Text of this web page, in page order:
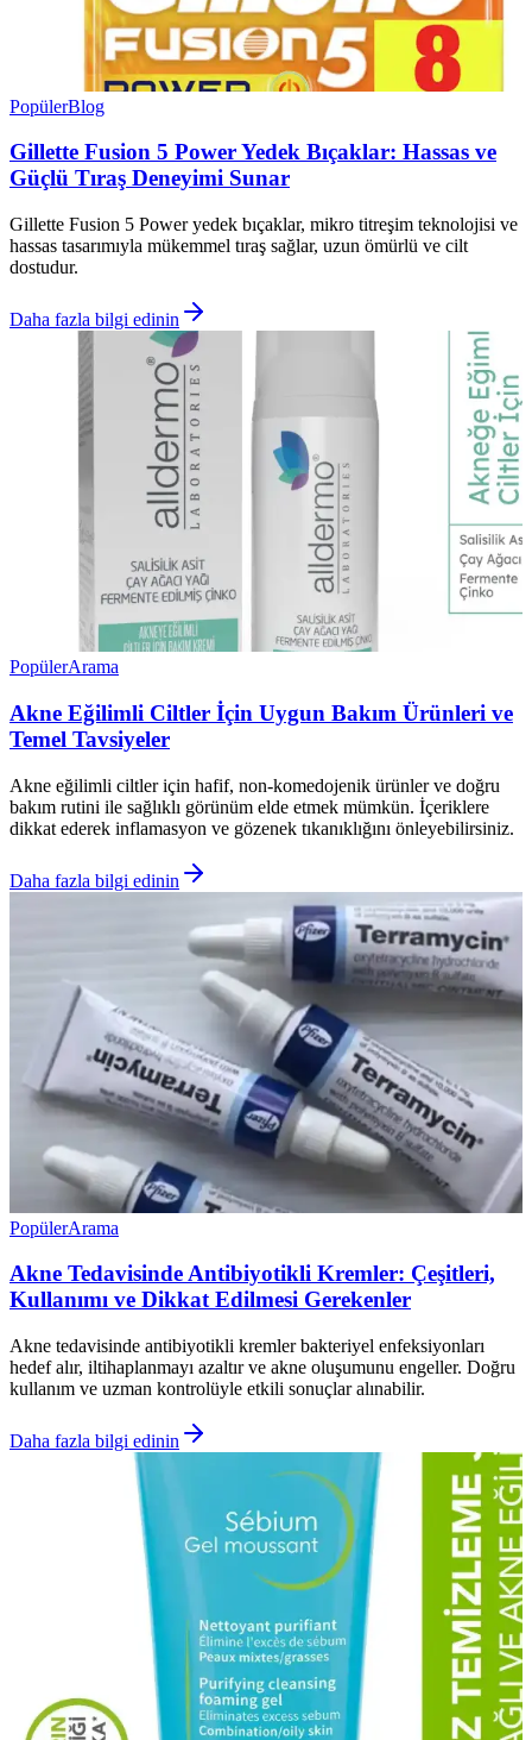
PopülerBlog
Gillette Fusion 5 Power Yedek Bıçaklar: Hassas ve
Güçlü Tıraş Deneyimi Sunar
Gillette Fusion 5 Power yedek bıçaklar, mikro titreşim teknolojisi ve
hassas tasarımıyla mükemmel tıraş sağlar, uzun ömürlü ve cilt
dostudur.
Daha fazla bilgi edinin
PopülerArama
Akne Eğilimli Ciltler İçin Uygun Bakım Ürünleri ve
Temel Tavsiyeler
Akne eğilimli ciltler için hafif, non-komedojenik ürünler ve doğru
bakım rutini ile sağlıklı görünüm elde etmek mümkün. İçeriklere
dikkat ederek inflamasyon ve gözenek tıkanıklığını önleyebilirsiniz.
Daha fazla bilgi edinin
PopülerArama
Akne Tedavisinde Antibiyotikli Kremler: Çeşitleri,
Kullanımı ve Dikkat Edilmesi Gerekenler
Akne tedavisinde antibiyotikli kremler bakteriyel enfeksiyonları
hedef alır, iltihaplanmayı azaltır ve akne oluşumunu engeller. Doğru
kullanım ve uzman kontrolüyle etkili sonuçlar alınabilir.
Daha fazla bilgi edinin